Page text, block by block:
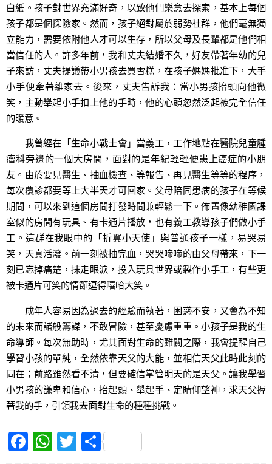
白紙。孩子對世界充滿好奇，以致他們樂意去探索，基本上每個
孩子都是個探險家。然而，孩子絕對屬於弱勢社群，他們毫無獨
立能力，需要依附他人才可以生存，所以父母及長輩都是他們相
當信任的人。許多年前，我和丈夫結婚不久，好友帶著年幼的兒
子來訪，丈夫提議帶小男孩去買雪糕，在孩子媽媽批准下，大手
小手便牽著離家去。後來，丈夫告訴我：當小男孩抬頭向他微
笑，主動舉起小手扣上他的手時，他的心頭忽然泛起被完全信任
的暖意。
我曾經在「生命小戰士會」當義工，工作地點在醫院兒童腫
瘤科旁邊的一個大房間，面對的是年紀輕輕便患上癌症的小朋
友。由於要見醫生、抽血檢查、等報告、再見醫生等等的程序，
每次覆診都要等上大半天才可回家。父母陪同患病的孩子在等候
期間，可以來到這個房間打發時間兼輕鬆一下。佈置像幼稚園課
室似的房間有玩具、有卡通片播放，也有義工教導孩子們做小手
工。這群在我眼中的「折翼小天使」與普通孩子一樣，易哭易
笑，天真活潑。前一刻被抽完血，哭哭啼啼的由父母帶來，下一
刻已忘掉痛楚，抹走眼淚，投入玩具世界或製作小手工，有些更
被卡通片可笑的情節逗得嘻哈大笑。
成年人容易因為過去的經驗而執著，困惑不安，又會為不知
的未來而諸般籌謀，不敢冒險，甚至憂慮重重。小孩子是我的生
命導師。每次無助時，尤其面對生命的難關之際，我會提醒自己
學習小孩的單純，全然依靠天父的大能，並相信天父此時此刻的
同在；前路雖然看不清，但要確信掌管明天的是天父。讓我學習
小男孩的謙卑和信心，抬起頭、舉起手、定睛仰望神，求天父握
著我的手，引領我去面對生命的種種挑戰。
F W T S